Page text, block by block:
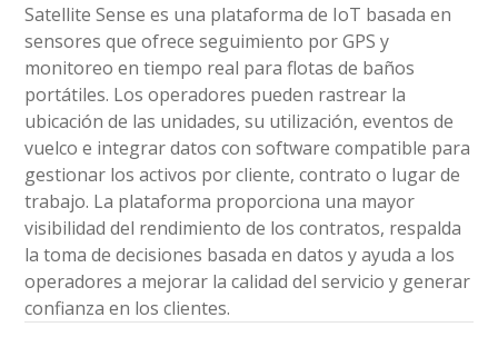
Satellite Sense es una plataforma de IoT basada en
sensores que ofrece seguimiento por GPS y
monitoreo en tiempo real para flotas de baños
portátiles. Los operadores pueden rastrear la
ubicación de las unidades, su utilización, eventos de
vuelco e integrar datos con software compatible para
gestionar los activos por cliente, contrato o lugar de
trabajo. La plataforma proporciona una mayor
visibilidad del rendimiento de los contratos, respalda
la toma de decisiones basada en datos y ayuda a los
operadores a mejorar la calidad del servicio y generar
confianza en los clientes.